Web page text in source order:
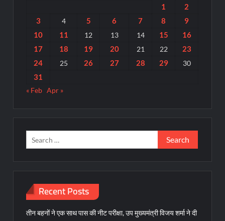
1
2
3
4 5 6 7 8
9
10
11 12 13 14 15
16
17
18 19 20 21 22
23
24
25 26 27 28 29 30
31
« Feb Apr »
Search
for:
Recent Posts
तीन बहनों ने एक साथ पास की नीट परीक्षा, उप मुख्यमंत्री विजय शर्मा ने दी